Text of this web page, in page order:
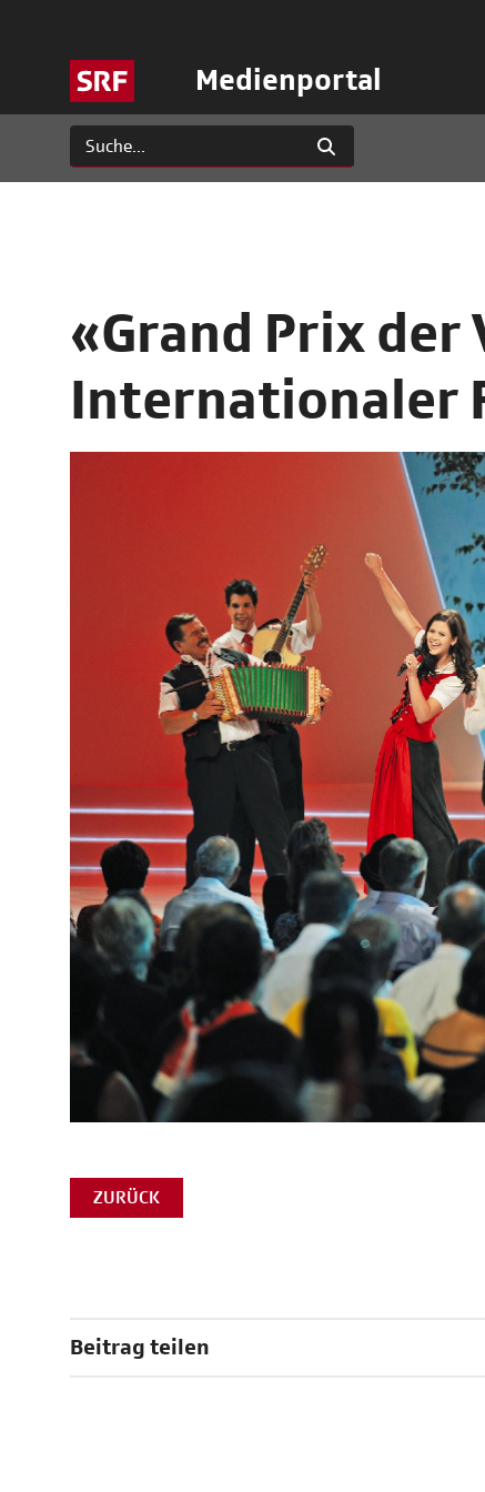
Medienportal
«Grand Prix
Internationaler
ZURÜCK
Beitrag teilen